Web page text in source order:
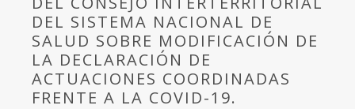
DEL SISTEMA NACIONAL DE
SALUD SOBRE MODIFICACIÓN DE
LA DECLARACIÓN DE
ACTUACIONES COORDINADAS
FRENTE A LA COVID-19.